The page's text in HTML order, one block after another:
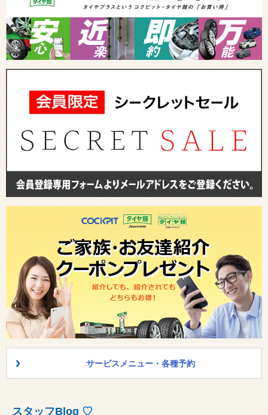
サービスメニュー・各種予約
スタッフBlog ♡